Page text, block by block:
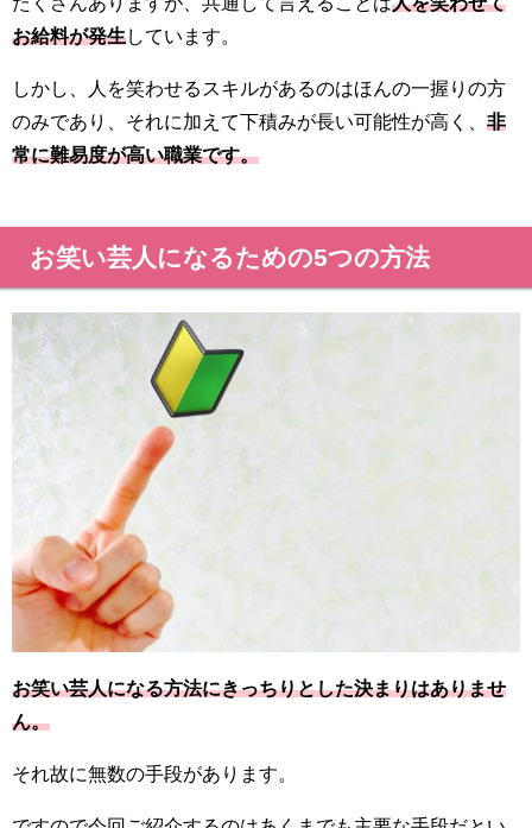
お給料が発生しています。
しかし、人を笑わせるスキルがあるのはほんの一握りの方
のみであり、それに加えて下積みが長い可能性が高く、 非
常に難易度が高い職業です。
お笑い芸人になるための5つの方法
お笑い芸人になる方法にきっちりとした決まりはありませ
ん。
それ故に無数の手段があります。